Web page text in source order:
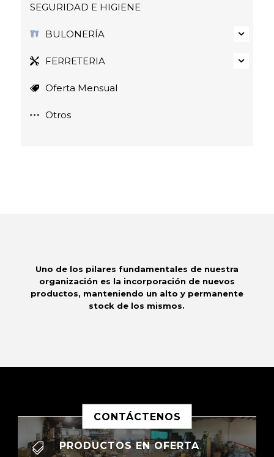
SEGURIDAD E HIGIENE
BULONERÍA
FERRETERIA
Oferta Mensual
Otros
Uno de los pilares fundamentales de nuestra
organización es la incorporación de nuevos
productos, manteniendo un alto y permanente
stock de los mismos.
CONTÁCTENOS
 PRODUCTOS EN OFERTA